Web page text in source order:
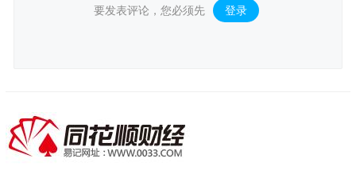
要发表评论，您必须先 登录 。